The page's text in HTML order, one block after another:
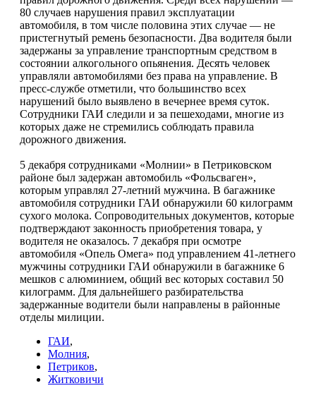
80 случаев нарушения правил эксплуатации
автомобиля, в том числе половина этих случае — не
пристегнутый ремень безопасности. Два водителя были
задержаны за управление транспортным средством в
состоянии алкогольного опьянения. Десять человек
управляли автомобилями без права на управление. В
пресс-службе отметили, что большинство всех
нарушений было выявлено в вечернее время суток.
Сотрудники ГАИ следили и за пешеходами, многие из
которых даже не стремились соблюдать правила
дорожного движения.
5 декабря сотрудниками «Молнии» в Петриковском
районе был задержан автомобиль «Фольсваген»,
которым управлял 27-летний мужчина. В багажнике
автомобиля сотрудники ГАИ обнаружили 60 килограмм
сухого молока. Сопроводительных документов, которые
подтверждают законность приобретения товара, у
водителя не оказалось. 7 декабря при осмотре
автомобиля «Опель Омега» под управлением 41-летнего
мужчины сотрудники ГАИ обнаружили в багажнике 6
мешков с алюминием, общий вес которых составил 50
килограмм. Для дальнейшего разбирательства
задержанные водители были направлены в районные
отделы милиции.
ГАИ,
Молния,
Петриков,
Житковичи